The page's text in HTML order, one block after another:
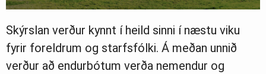
Skýrslan verður kynnt í heild sinni í næstu viku
fyrir foreldrum og starfsfólki. Á meðan unnið
verður að endurbótum verða nemendur og